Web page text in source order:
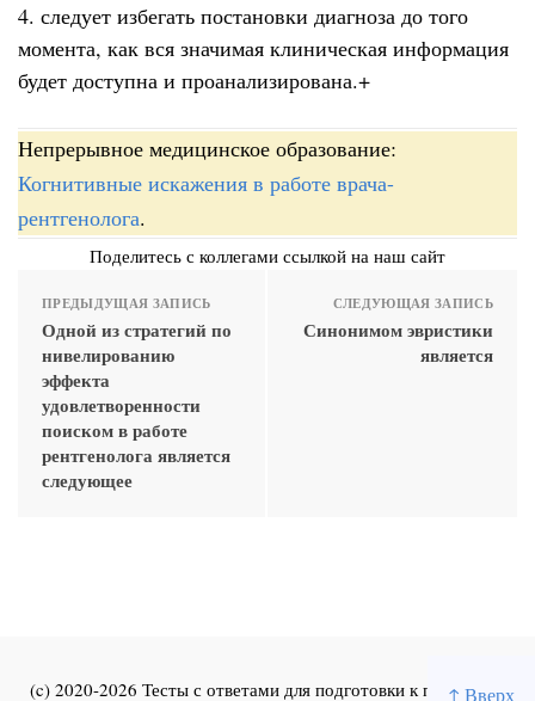
↑ Вверх
4. следует избегать постановки диагноза до того
момента, как вся значимая клиническая информация
будет доступна и проанализирована.+
Непрерывное медицинское образование:
Когнитивные искажения в работе врача-
рентгенолога.
Поделитесь с коллегами ссылкой на наш сайт
ПРЕДЫДУЩАЯ ЗАПИСЬ
Одной из стратегий по
нивелированию
эффекта
удовлетворенности
поиском в работе
рентгенолога является
следующее
СЛЕДУЮЩАЯ ЗАПИСЬ
Синонимом эвристики
является
(c) 2020-2026 Тесты с ответами для подготовки к первичной